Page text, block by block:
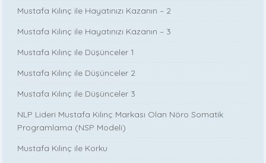
Mustafa Kılınç ile Hayatınızı Kazanın – 2
Mustafa Kılınç ile Hayatınızı Kazanın – 3
Mustafa Kılınç ile Düşünceler 1
Mustafa Kılınç ile Düşünceler 2
Mustafa Kılınç ile Düşünceler 3
NLP Lideri Mustafa Kılınç Markası Olan Nöro Somatik
Programlama (NSP Modeli)
Mustafa Kılınç ile Korku